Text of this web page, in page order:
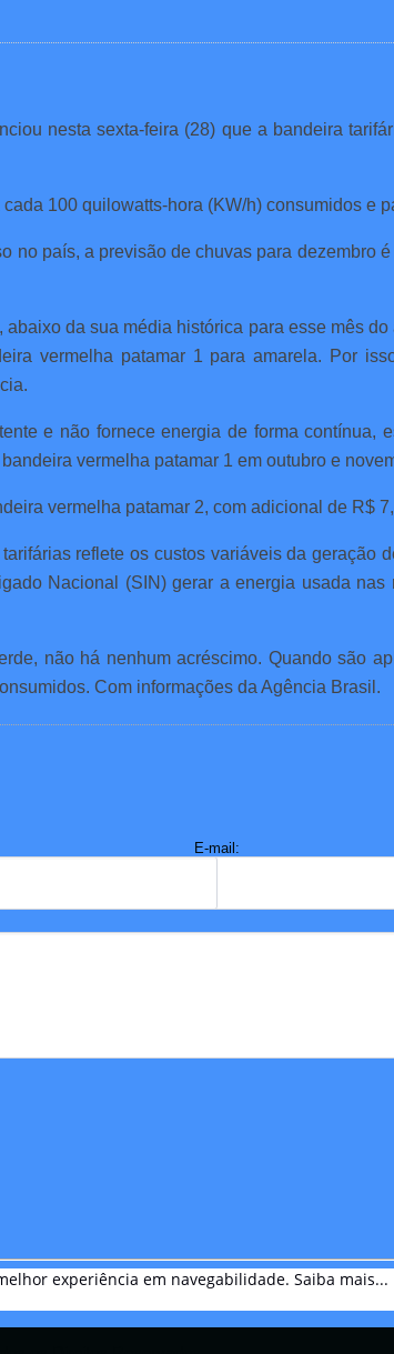
nesta sexta-feira (28) que a bandeira
100 quilowatts-hora (KW/h) consumidos e
no país, a previsão de chuvas para dezembro
da sua média histórica para esse mês
vermelha patamar 1 para amarela. Por
e não fornece energia de forma contínua,
vermelha patamar 1 em outubro e
vermelha patamar 2, com adicional de R$
reflete os custos variáveis da geração
Nacional (SIN) gerar a energia usada
não há nenhum acréscimo. Quando são
Com informações da Agência Brasil.
E-mail:
experiência em navegabilidade. Saiba mais...